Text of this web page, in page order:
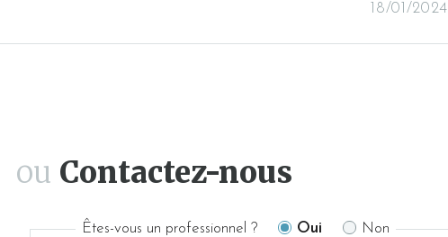
18/01/2024
ou Contactez-nous
Êtes-vous un professionnel ? Oui Non